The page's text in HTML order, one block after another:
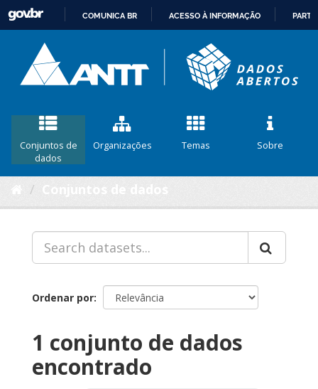
CONTEÚDO
COMUNICA BR ACESSO À INFORMAÇÃO
Conjuntos de
dados
Organizações Temas Sobre
Ordenar por
1 conjunto de dados
encontrado